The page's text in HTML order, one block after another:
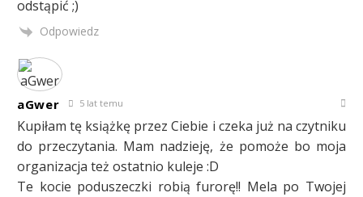
odstąpić ;)
Odpowiedz
aGwer 5 lat temu
Kupiłam tę książkę przez Ciebie i czeka już na czytniku
do przeczytania. Mam nadzieję, że pomoże bo moja
organizacja też ostatnio kuleje :D
Te kocie poduszeczki robią furorę!! Mela po Twojej